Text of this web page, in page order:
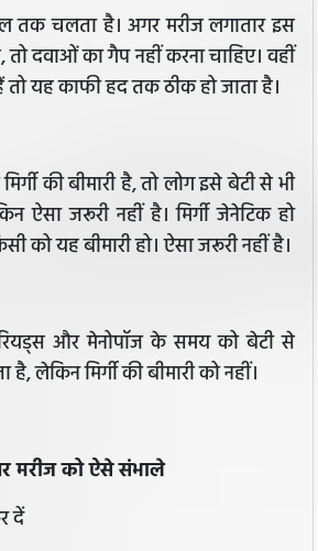
तक चलता है। अगर मरीज लगातार इस
दवाओं का गैप नहीं करना चाहिए। वहीं
तो यह काफी हद तक ठीक हो जाता है।
की बीमारी है, तो लोग इसे बेटी से भी
ऐसा जरूरी नहीं है। मिर्गी जेनेटिक हो
को यह बीमारी हो। ऐसा जरूरी नहीं है।
और मेनोपॉज के समय को बेटी से
लेकिन मिर्गी की बीमारी को नहीं।
मरीज को ऐसे संभाले
दें